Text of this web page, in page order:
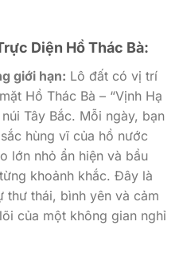
Diện Hồ Thác Bà:
giới hạn: Lô đất có vị trí
Hồ Thác Bà – “Vịnh Hạ
Tây Bắc. Mỗi ngày, bạn
hùng vĩ của hồ nước
lớn nhỏ ẩn hiện và bầu
khoảnh khắc. Đây là
thư thái, bình yên và cảm
của một không gian nghỉ